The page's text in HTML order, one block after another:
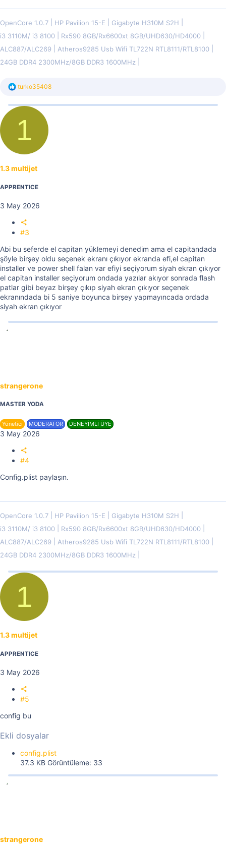
OpenCore 1.0.7 HP Pavilion 15-E
Gigabyte H310M S2H
i3 3110M/ i3 8100
Rx590 8GB/Rx6600xt 8GB/UHD630/HD4000
ALC887/ALC269
Atheros9285 Usb Wifi TL722N RTL8111/RTL8100
24GB DDR4 2300MHz/8GB DDR3 1600MHz
T
r
turko35408
1
1.3 multijet
APPRENTICE
3 May 2026
#3
Abi bu seferde el capitan yüklemeyi denedim ama el capitandada
şöyle birşey oldu seçenek ekranı çıkıyor ekranda efi,el capitan
installer ve power shell falan var efiyi seçiyorum siyah ekran çıkıyor
el capitan installer seçiyorum ondada yazılar akıyor sonrada flash
patlar gibi beyaz birşey çıkıp siyah ekran çıkıyor seçenek
ekranındada bi 5 saniye boyunca birşey yapmayıncada ordada
siyah ekran çıkıyor
strangerone
MASTER YODA
Yönetici MODERATOR DENEYİMLİ ÜYE
3 May 2026
#4
Config.plist paylaşın.
OpenCore 1.0.7 HP Pavilion 15-E
Gigabyte H310M S2H
i3 3110M/ i3 8100
Rx590 8GB/Rx6600xt 8GB/UHD630/HD4000
ALC887/ALC269
Atheros9285 Usb Wifi TL722N RTL8111/RTL8100
24GB DDR4 2300MHz/8GB DDR3 1600MHz
1
1.3 multijet
APPRENTICE
3 May 2026
#5
config bu
Ekli dosyalar
config.plist
37.3 KB Görüntüleme: 33
strangerone